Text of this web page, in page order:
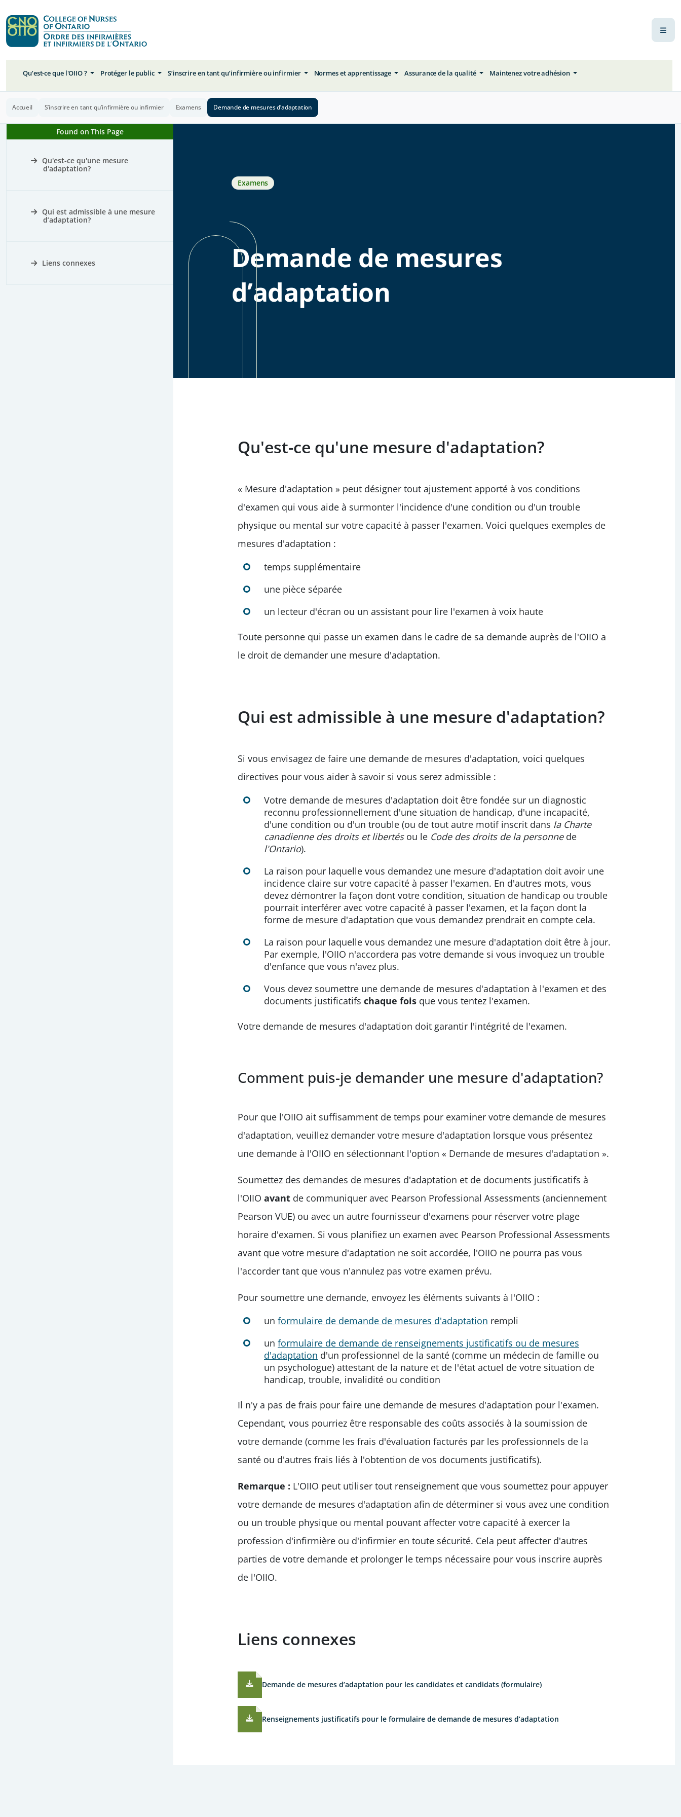
Qu’est-ce que l'OIIO ? Protéger le public S’inscrire en tant qu’infirmière ou infirmier Normes et apprentissage Assurance de la qualité Maintenez votre adhésion
Accueil S’inscrire en tant qu’infirmière ou infirmier Examens Demande de mesures d’adaptation
Found on This Page
Qu'est-ce qu'une mesure
d'adaptation?
Qui est admissible à une mesure
d’adaptation?
Liens connexes
Examens
Demande de mesures
d’adaptation
Qu'est-ce qu'une mesure d'adaptation?
« Mesure d'adaptation » peut désigner tout ajustement apporté à vos conditions
d'examen qui vous aide à surmonter l'incidence d'une condition ou d'un trouble
physique ou mental sur votre capacité à passer l'examen. Voici quelques exemples de
mesures d'adaptation :
temps supplémentaire
une pièce séparée
un lecteur d'écran ou un assistant pour lire l'examen à voix haute
Toute personne qui passe un examen dans le cadre de sa demande auprès de l'OIIO a
le droit de demander une mesure d'adaptation.
Qui est admissible à une mesure d'adaptation?
Si vous envisagez de faire une demande de mesures d'adaptation, voici quelques
directives pour vous aider à savoir si vous serez admissible :
Votre demande de mesures d'adaptation doit être fondée sur un diagnostic
reconnu professionnellement d'une situation de handicap, d'une incapacité,
d'une condition ou d'un trouble (ou de tout autre motif inscrit dans la Charte
canadienne des droits et libertés ou le Code des droits de la personne de
l'Ontario).
La raison pour laquelle vous demandez une mesure d'adaptation doit avoir une
incidence claire sur votre capacité à passer l'examen. En d'autres mots, vous
devez démontrer la façon dont votre condition, situation de handicap ou trouble
pourrait interférer avec votre capacité à passer l'examen, et la façon dont la
forme de mesure d'adaptation que vous demandez prendrait en compte cela.
La raison pour laquelle vous demandez une mesure d'adaptation doit être à jour.
Par exemple, l'OIIO n'accordera pas votre demande si vous invoquez un trouble
d'enfance que vous n'avez plus.
Vous devez soumettre une demande de mesures d'adaptation à l'examen et des
documents justificatifs chaque fois que vous tentez l'examen.
Votre demande de mesures d'adaptation doit garantir l'intégrité de l'examen.
Comment puis-je demander une mesure d'adaptation?
Pour que l'OIIO ait suffisamment de temps pour examiner votre demande de mesures
d'adaptation, veuillez demander votre mesure d'adaptation lorsque vous présentez
une demande à l'OIIO en sélectionnant l'option « Demande de mesures d'adaptation ».
Soumettez des demandes de mesures d'adaptation et de documents justificatifs à
l'OIIO avant de communiquer avec Pearson Professional Assessments (anciennement
Pearson VUE) ou avec un autre fournisseur d'examens pour réserver votre plage
horaire d'examen. Si vous planifiez un examen avec Pearson Professional Assessments
avant que votre mesure d'adaptation ne soit accordée, l'OIIO ne pourra pas vous
l'accorder tant que vous n'annulez pas votre examen prévu.
Pour soumettre une demande, envoyez les éléments suivants à l'OIIO :
un formulaire de demande de mesures d'adaptation rempli
un formulaire de demande de renseignements justificatifs ou de mesures
d'adaptation d'un professionnel de la santé (comme un médecin de famille ou
un psychologue) attestant de la nature et de l'état actuel de votre situation de
handicap, trouble, invalidité ou condition
Il n'y a pas de frais pour faire une demande de mesures d'adaptation pour l'examen.
Cependant, vous pourriez être responsable des coûts associés à la soumission de
votre demande (comme les frais d'évaluation facturés par les professionnels de la
santé ou d'autres frais liés à l'obtention de vos documents justificatifs).
Remarque : L'OIIO peut utiliser tout renseignement que vous soumettez pour appuyer
votre demande de mesures d'adaptation afin de déterminer si vous avez une condition
ou un trouble physique ou mental pouvant affecter votre capacité à exercer la
profession d'infirmière ou d'infirmier en toute sécurité. Cela peut affecter d'autres
parties de votre demande et prolonger le temps nécessaire pour vous inscrire auprès
de l'OIIO.
Liens connexes
Demande de mesures d’adaptation pour les candidates et candidats (formulaire)
Renseignements justificatifs pour le formulaire de demande de mesures d’adaptation